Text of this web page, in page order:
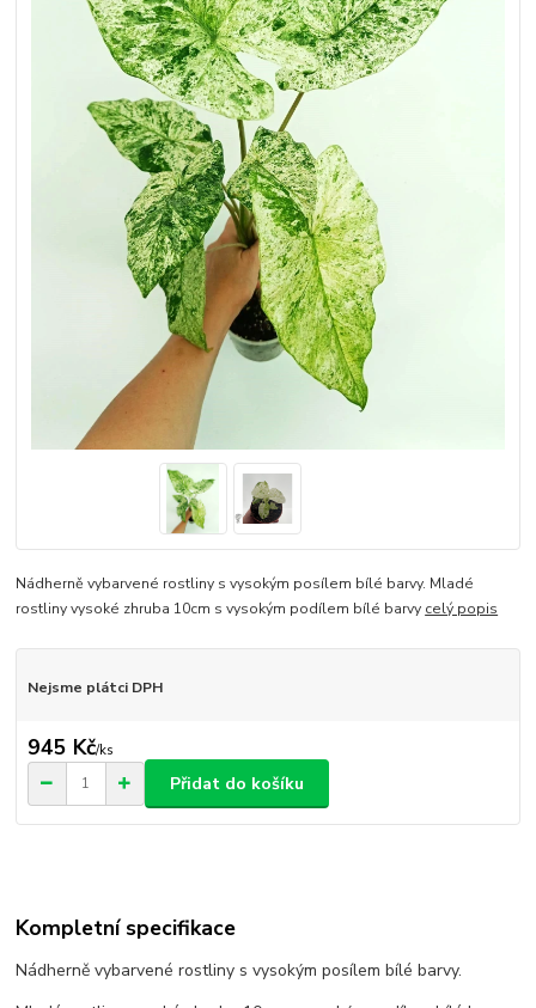
Nádherně vybarvené rostliny s vysokým posílem bílé barvy. Mladé
rostliny vysoké zhruba 10cm s vysokým podílem bílé barvy celý popis
Nejsme plátci DPH
945 Kč/ks
Přidat do košíku
Kompletní specifikace
Nádherně vybarvené rostliny s vysokým posílem bílé barvy.